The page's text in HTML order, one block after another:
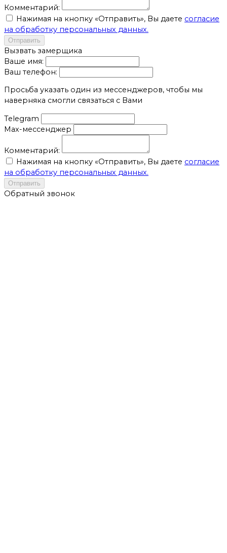
Комментарий:
Нажимая на кнопку «Отправить», Вы даете согласие
на обработку персональных данных.
Отправить
Вызвать замерщика
Ваше имя:
Ваш телефон:
Просьба указать один из мессенджеров, чтобы мы
наверняка смогли связаться с Вами
Telegram
Max-мессенджер
Комментарий:
Нажимая на кнопку «Отправить», Вы даете согласие
на обработку персональных данных.
Отправить
Обратный звонок